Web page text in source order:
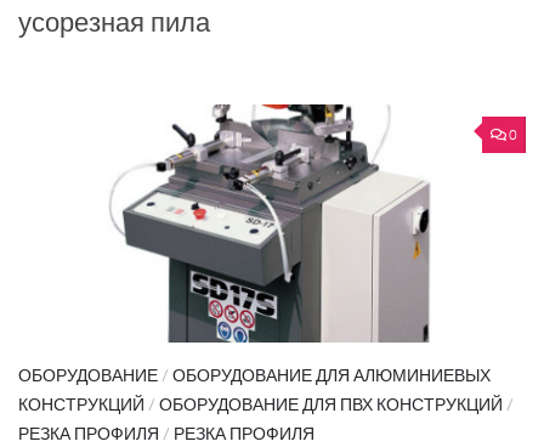
усорезная пила
0
ОБОРУДОВАНИЕ/ ОБОРУДОВАНИЕ ДЛЯ АЛЮМИНИЕВЫХ
КОНСТРУКЦИЙ / ОБОРУДОВАНИЕ ДЛЯ ПВХ КОНСТРУКЦИЙ /
РЕЗКА ПРОФИЛЯ / РЕЗКА ПРОФИЛЯ